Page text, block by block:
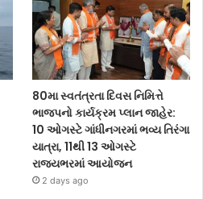
80મા સ્વતંત્રતા દિવસ નિમિત્તે
ભાજપનો કાર્યક્રમ પ્લાન જાહેર:
10 ઓગસ્ટે ગાંધીનગરમાં ભવ્ય તિરંગા
યાત્રા, 11થી 13 ઓગસ્ટે
રાજ્યભરમાં આયોજન
2 days ago